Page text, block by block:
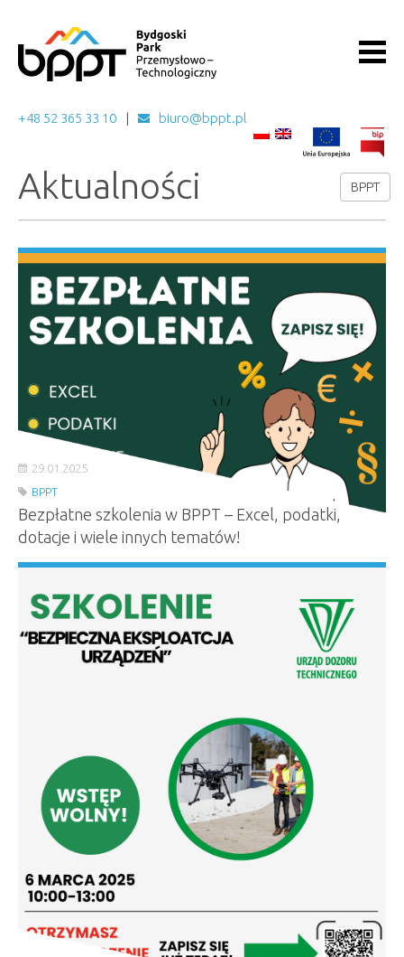
+48 52 365 33 10 biuro@bppt.pl
Aktualności BPPT
29.01.2025
BPPT
Bezpłatne szkolenia w BPPT – Excel, podatki,
dotacje i wiele innych tematów!